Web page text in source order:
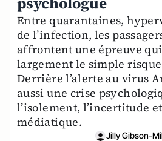
Entre quarantaines,
de l’infection, les
affrontent une épreuve qui
largement le simple
Derrière l’alerte au virus
aussi une crise
l’isolement, l’incertitude
médiatique.
Jilly Gibson-